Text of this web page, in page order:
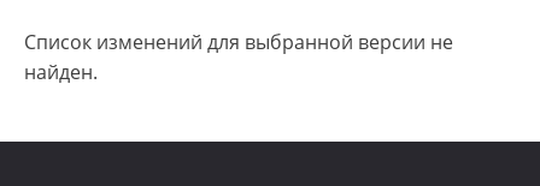
Список изменений для выбранной версии не
найден.